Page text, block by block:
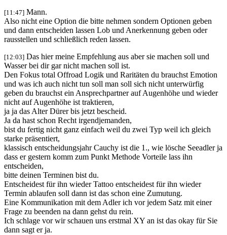
[11:47] Mann.
Also nicht eine Option die bitte nehmen sondern Optionen geben
und dann entscheiden lassen Lob und Anerkennung geben oder
rausstellen und schließlich reden lassen.
[12:03] Das hier meine Empfehlung aus aber sie machen soll und
Wasser bei dir gar nicht machen soll ist.
Den Fokus total Offroad Logik und Raritäten du brauchst Emotion
und was ich auch nicht tun soll man soll sich nicht unterwürfig
geben du brauchst ein Ansprechpartner auf Augenhöhe und wieder
nicht auf Augenhöhe ist traktieren,
ja ja das Alter Dürer bis jetzt bescheid.
Ja da hast schon Recht irgendjemanden,
bist du fertig nicht ganz einfach weil du zwei Typ weil ich gleich
starke präsentiert,
klassisch entscheidungsjahr Cauchy ist die 1., wie lösche Seeadler ja
dass er gestern komm zum Punkt Methode Vorteile lass ihn
entscheiden,
bitte deinen Terminen bist du.
Entscheidest für ihn wieder Tattoo entscheidest für ihn wieder
Termin ablaufen soll dann ist das schon eine Zumutung.
Eine Kommunikation mit dem Adler ich vor jedem Satz mit einer
Frage zu beenden na dann gehst du rein.
Ich schlage vor wir schauen uns erstmal XY an ist das okay für Sie
dann sagt er ja.